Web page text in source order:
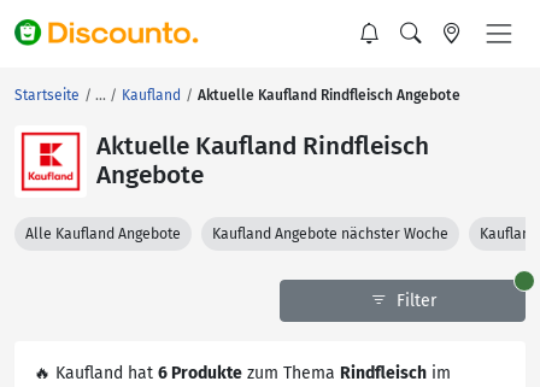
Startseite Kaufland Aktuelle Kaufland Rindfleisch Angebote
Aktuelle Kaufland Rindfleisch
Angebote
Alle Kaufland Angebote Kaufland Angebote nächster Woche
Filter
🔥 Kaufland hat 6 Produkte zum Thema Rindfleisch im